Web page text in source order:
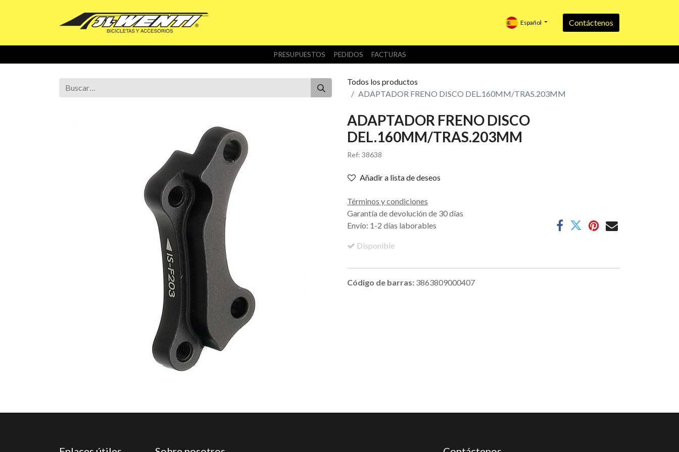
Español Contáctenos
PRESUPUESTOS PEDIDOS FACTURAS
Todos los productos
ADAPTADOR FRENO DISCO DEL.160MM/TRAS.203MM
ADAPTADOR FRENO DISCO
DEL.160MM/TRAS.203MM
Ref: 38638
Añadir a lista de deseos
Términos y condiciones
Garantía de devolución de 30 días
Envío: 1-2 días laborables
Disponible
Código de barras: 3863809000407